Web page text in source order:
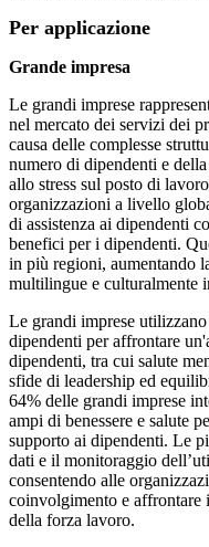
Per applicazione
Grande impresa
Le grandi imprese
nel mercato dei servizi dei
causa delle complesse
numero di dipendenti e
allo stress sul posto di
organizzazioni a livello
di assistenza ai dipendenti
benefici per i dipendenti.
in più regioni, aumentando
multilingue e culturalmente
Le grandi imprese
dipendenti per affrontare
dipendenti, tra cui salute
sfide di leadership ed
64% delle grandi imprese
ampi di benessere e salute
supporto ai dipendenti. Le
dati e il monitoraggio
consentendo alle
coinvolgimento e affrontare
della forza lavoro.